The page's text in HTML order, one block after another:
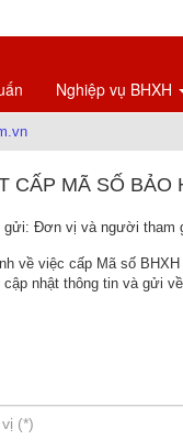
Nghiệp vụ BHXH
CẤP MÃ SỐ BẢO
gửi: Đơn vị và người tham
về việc cấp Mã số
nhật thông tin và gửi